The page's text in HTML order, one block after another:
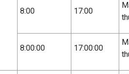
8:00 17:00
8:00:00 17:00:00